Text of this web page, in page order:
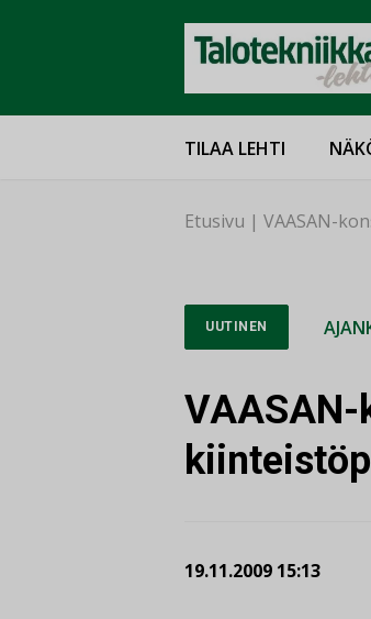
TILAA LEHTI
Etusivu | VAASAN-
UUTINEN
19.11.2009 15:13